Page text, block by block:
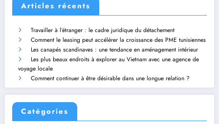
Articles récents
Travailler à l’étranger : le cadre juridique du détachement
Comment le leasing peut accélérer la croissance des PME tunisiennes
Les canapés scandinaves : une tendance en aménagement intérieur
Les plus beaux endroits à explorer au Vietnam avec une agence de
voyage locale
Comment continuer à être désirable dans une longue relation ?
Catégories